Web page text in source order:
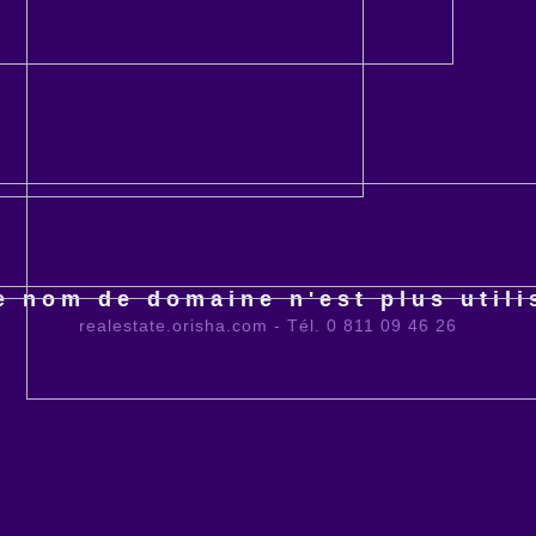
nom de domaine n'est plus
realestate.orisha.com - Tél. 0 811 09 46 26